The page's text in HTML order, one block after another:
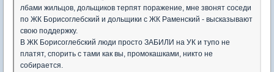
лбами жильцов, дольщиков терпят поражение, мне звонят соседи
по ЖК Борисоглебский и дольщики с ЖК Раменский - высказывают
свою поддержку.
В ЖК Борисоглебский люди просто ЗАБИЛИ на УК и тупо не
платят, спорить с тами как вы, промокашками, никто не
собирается.